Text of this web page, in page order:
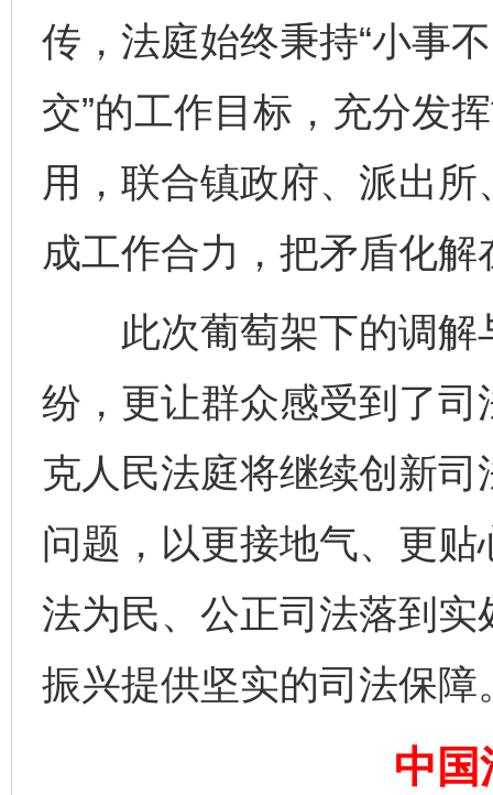
传，法庭始终秉持“小事
交”的工作目标，充分发
用，联合镇政府、派出
成工作合力，把矛盾化
此次葡萄架下的调解
纷，更让群众感受到了
克人民法庭将继续创新
问题，以更接地气、更
法为民、公正司法落到
振兴提供坚实的司法保障
中国
完善运行机制助力责任有效落实